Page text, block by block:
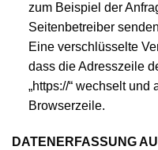
zum Beispiel der
Seitenbetreiber
Eine verschlüsselte
dass die Adresszeile
„https://“ wechselt
Browserzeile.
DATENERFASSUNG